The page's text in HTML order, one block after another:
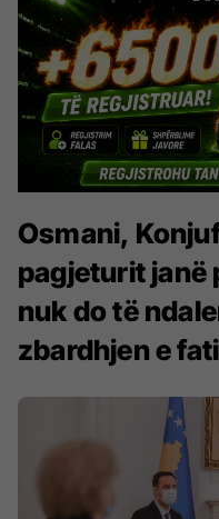
Osmani,
pagjeturit janë
nuk do të
zbardhjen e